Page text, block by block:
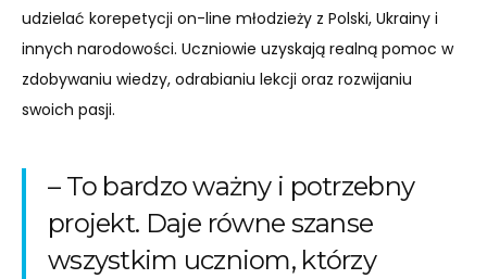
udzielać korepetycji on-line młodzieży z Polski, Ukrainy i
innych narodowości. Uczniowie uzyskają realną pomoc w
zdobywaniu wiedzy, odrabianiu lekcji oraz rozwijaniu
swoich pasji.
– To bardzo ważny i potrzebny
projekt. Daje równe szanse
wszystkim uczniom, którzy